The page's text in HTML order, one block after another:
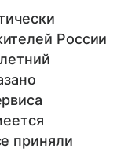
России
приняли